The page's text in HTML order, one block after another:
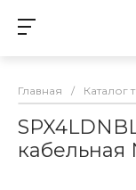
Главная / Каталог
кабельная